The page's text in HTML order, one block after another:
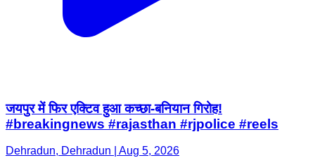
जयपुर में फिर एक्टिव हुआ कच्छा-बनियान गिरोह!
#breakingnews #rajasthan #rjpolice #reels
Dehradun, Dehradun | Aug 5, 2026